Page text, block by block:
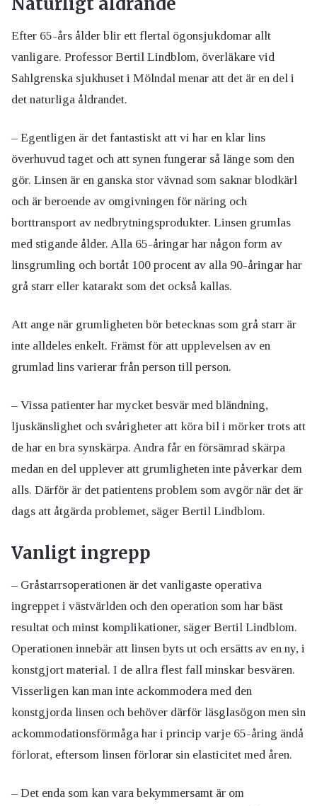
Efter 65-års ålder blir ett flertal ögonsjukdomar allt
vanligare. Professor Bertil Lindblom, överläkare vid
Sahlgrenska sjukhuset i Mölndal menar att det är en del i
det naturliga åldrandet.
– Egentligen är det fantastiskt att vi har en klar lins
överhuvud taget och att synen fungerar så länge som den
gör. Linsen är en ganska stor vävnad som saknar blodkärl
och är beroende av omgivningen för näring och
borttransport av nedbrytningsprodukter. Linsen grumlas
med stigande ålder. Alla 65-åringar har någon form av
linsgrumling och bortåt 100 procent av alla 90-åringar har
grå starr eller katarakt som det också kallas.
Att ange när grumligheten bör betecknas som grå starr är
inte alldeles enkelt. Främst för att upplevelsen av en
grumlad lins varierar från person till person.
– Vissa patienter har mycket besvär med bländning,
ljuskänslighet och svårigheter att köra bil i mörker trots att
de har en bra synskärpa. Andra får en försämrad skärpa
medan en del upplever att grumligheten inte påverkar dem
alls. Därför är det patientens problem som avgör när det är
dags att åtgärda problemet, säger Bertil Lindblom.
Vanligt ingrepp
– Gråstarrsoperationen är det vanligaste operativa
ingreppet i västvärlden och den operation som har bäst
resultat och minst komplikationer, säger Bertil Lindblom.
Operationen innebär att linsen byts ut och ersätts av en ny, i
konstgjort material. I de allra flest fall minskar besvären.
Visserligen kan man inte ackommodera med den
konstgjorda linsen och behöver därför läsglasögon men sin
ackommodationsförmåga har i princip varje 65-åring ändå
förlorat, eftersom linsen förlorar sin elasticitet med åren.
– Det enda som kan vara bekymmersamt är om